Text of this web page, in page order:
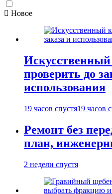
Новое
проверить до
использования
19 часов спустя19 часов
Ремонт без
план,
2 недели спустя